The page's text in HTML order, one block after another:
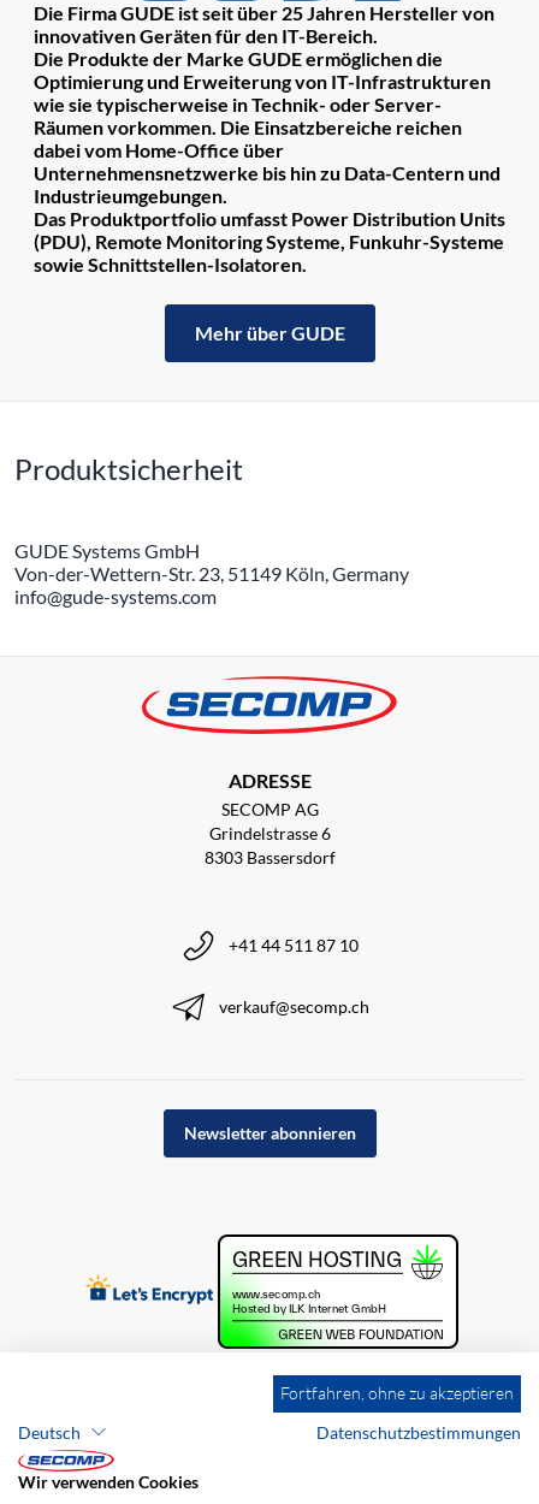
Die Firma GUDE ist seit über 25 Jahren Hersteller von
innovativen Geräten für den IT-Bereich.
Die Produkte der Marke GUDE ermöglichen die
Optimierung und Erweiterung von IT-Infrastrukturen
wie sie typischerweise in Technik- oder Server-
Räumen vorkommen. Die Einsatzbereiche reichen
dabei vom Home-Office über
Unternehmensnetzwerke bis hin zu Data-Centern und
Industrieumgebungen.
Das Produktportfolio umfasst Power Distribution Units
(PDU), Remote Monitoring Systeme, Funkuhr-Systeme
sowie Schnittstellen-Isolatoren.
Mehr über GUDE
Produktsicherheit
GUDE Systems GmbH
Von-der-Wettern-Str. 23, 51149 Köln, Germany
info@gude-systems.com
ADRESSE
SECOMP AG
Grindelstrasse 6
8303 Bassersdorf
+41 44 511 87 10
verkauf@secomp.ch
Newsletter abonnieren
Fortfahren, ohne zu akzeptieren
Deutsch
Datenschutzbestimmungen
Wir verwenden Cookies